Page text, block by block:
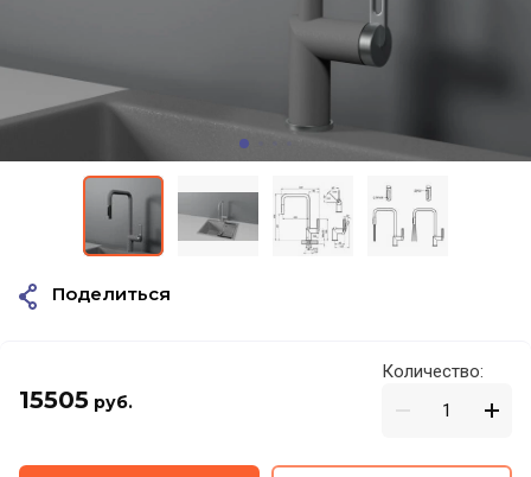
15505 руб.
Количество:
Поделиться